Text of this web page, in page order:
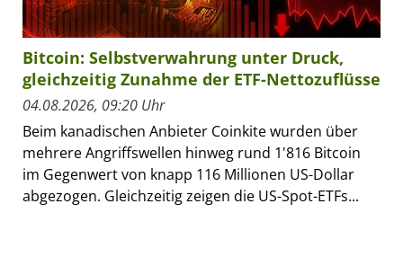
Bitcoin: Selbstverwahrung unter Druck,
gleichzeitig Zunahme der ETF-Nettozuflüsse
04.08.2026, 09:20 Uhr
Beim kanadischen Anbieter Coinkite wurden über
mehrere Angriffswellen hinweg rund 1'816 Bitcoin
im Gegenwert von knapp 116 Millionen US-Dollar
abgezogen. Gleichzeitig zeigen die US-Spot-ETFs...